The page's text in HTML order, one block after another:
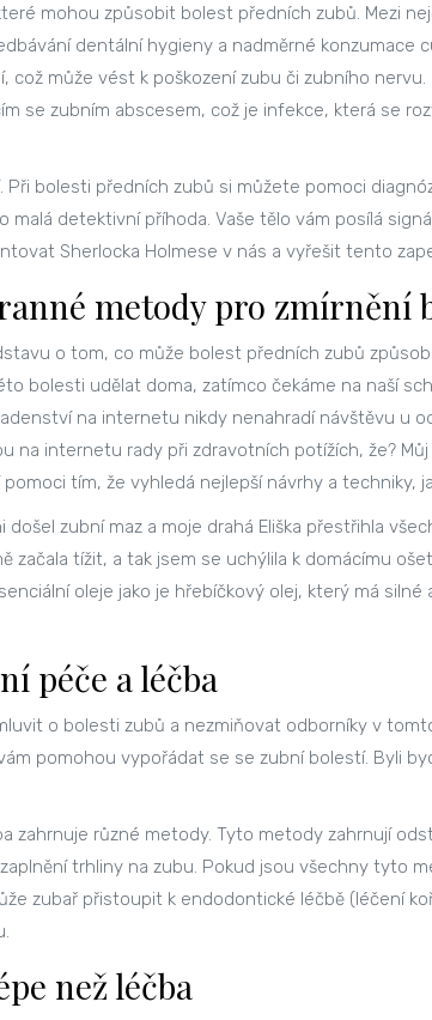
mohou způsobit bolest předních zubů. Mezi
dentální hygieny a nadměrné konzumace
což může vést k poškození zubu či zubního
se zubním abscesem, což je infekce, která se
Při bolesti předních zubů si můžete pomoci
malá detektivní příhoda. Vaše tělo vám posílá
Sherlocka Holmese v nás a vyřešit tento
metody pro zmírnění
o tom, co může bolest předních zubů
bolesti udělat doma, zatímco čekáme na naší
na internetu nikdy nenahradí návštěvu u
na internetu rady při zdravotních potížích, že?
pomoci tím, že vyhledá nejlepší návrhy a techniky,
došel zubní maz a moje drahá Eliška přestřihla
začala tížit, a tak jsem se uchýlila k domácímu
oleje jako je hřebíčkový olej, který má
péče a léčba
o bolesti zubů a nezmiňovat odborníky v
pomohou vypořádat se se zubní bolestí. Byli
zahrnuje různé metody. Tyto metody zahrnují
trhliny na zubu. Pokud jsou všechny tyto
zubař přistoupit k endodontické léčbě (léčení
než léčba